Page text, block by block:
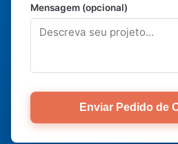
Mensagem (opcional)
Enviar Pedido de